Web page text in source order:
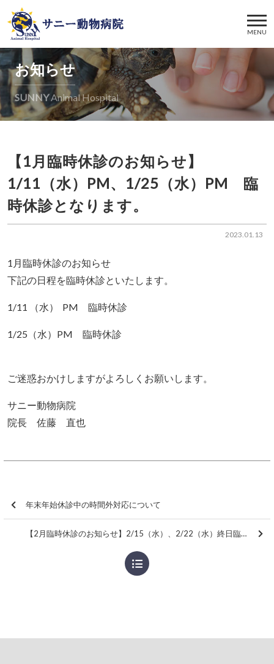
MENU
お知らせ
SUNNYAnimal Hospital
2023.01.13
【1月臨時休診のお知らせ】
1/11（水）PM、1/25（水）PM 臨
時休診となります。
1月臨時休診のお知らせ
下記の日程を臨時休診といたします。
1/11 （水） PM 臨時休診
1/25（水）PM 臨時休診
ご迷惑おかけしますがよろしくお願いします。
サニー動物病院
院長 佐藤 直也
年末年始休診中の時間外対応について
【2月臨時休診のお知らせ】2/15（水）、2/22（水）終日臨時休診となります。